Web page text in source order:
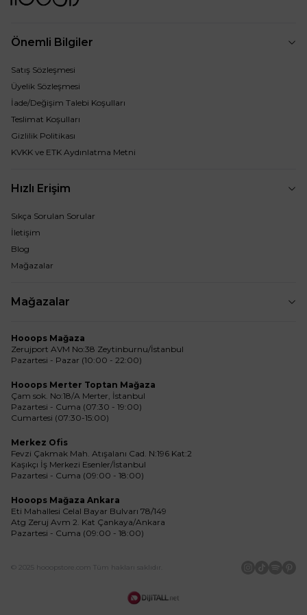
Önemli Bilgiler
Satış Sözleşmesi
Üyelik Sözleşmesi
İade/Değişim Talebi Koşulları
Teslimat Koşulları
Gizlilik Politikası
KVKK ve ETK Aydınlatma Metni
Hızlı Erişim
Sıkça Sorulan Sorular
İletişim
Blog
Mağazalar
Mağazalar
Hooops Mağaza
Zerujport AVM No:38 Zeytinburnu/İstanbul
Pazartesi - Pazar (10:00 - 22:00)
Hooops Merter Toptan Mağaza
Çam sok. No:18/A Merter, İstanbul
Pazartesi - Cuma (07:30 - 19:00)
Cumartesi (07:30-15:00)
Merkez Ofis
Fevzi Çakmak Mah. Atışalanı Cad. N:196 Kat:2
Kaşıkçı İş Merkezi Esenler/İstanbul
Pazartesi - Cuma (09:00 - 18:00)
Hooops Mağaza Ankara
Eti Mahallesi Celal Bayar Bulvarı 78/149
Atg Zeruj Avm 2. Kat Çankaya/Ankara
Pazartesi - Cuma (09:00 - 18:00)
© 2025 hooopstore.com Tüm hakları saklıdır.